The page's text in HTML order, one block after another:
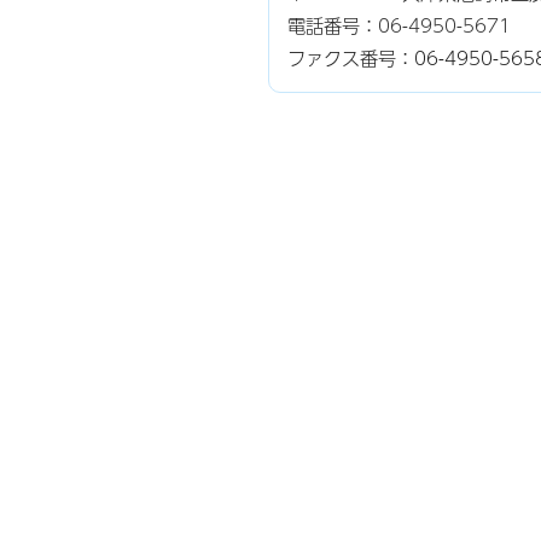
電話番号： 06-4950-5671
ファクス番号：06-4950-